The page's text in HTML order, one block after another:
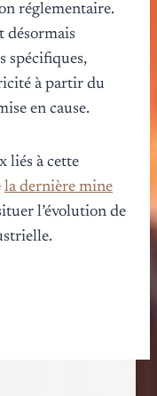
réglementaire.
désormais
spécifiques,
à partir du
en cause.
liés à cette
la dernière mine
l’évolution de